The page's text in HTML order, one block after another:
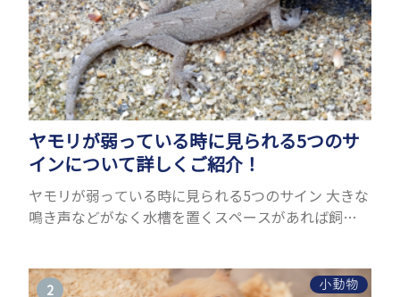
ヤモリが弱っている時に見られる5つのサ
インについて詳しくご紹介！
ヤモリが弱っている時に見られる5つのサイン 大きな
鳴き声などがなく水槽を置くスペースがあれば飼う
でしょうか...
小動物